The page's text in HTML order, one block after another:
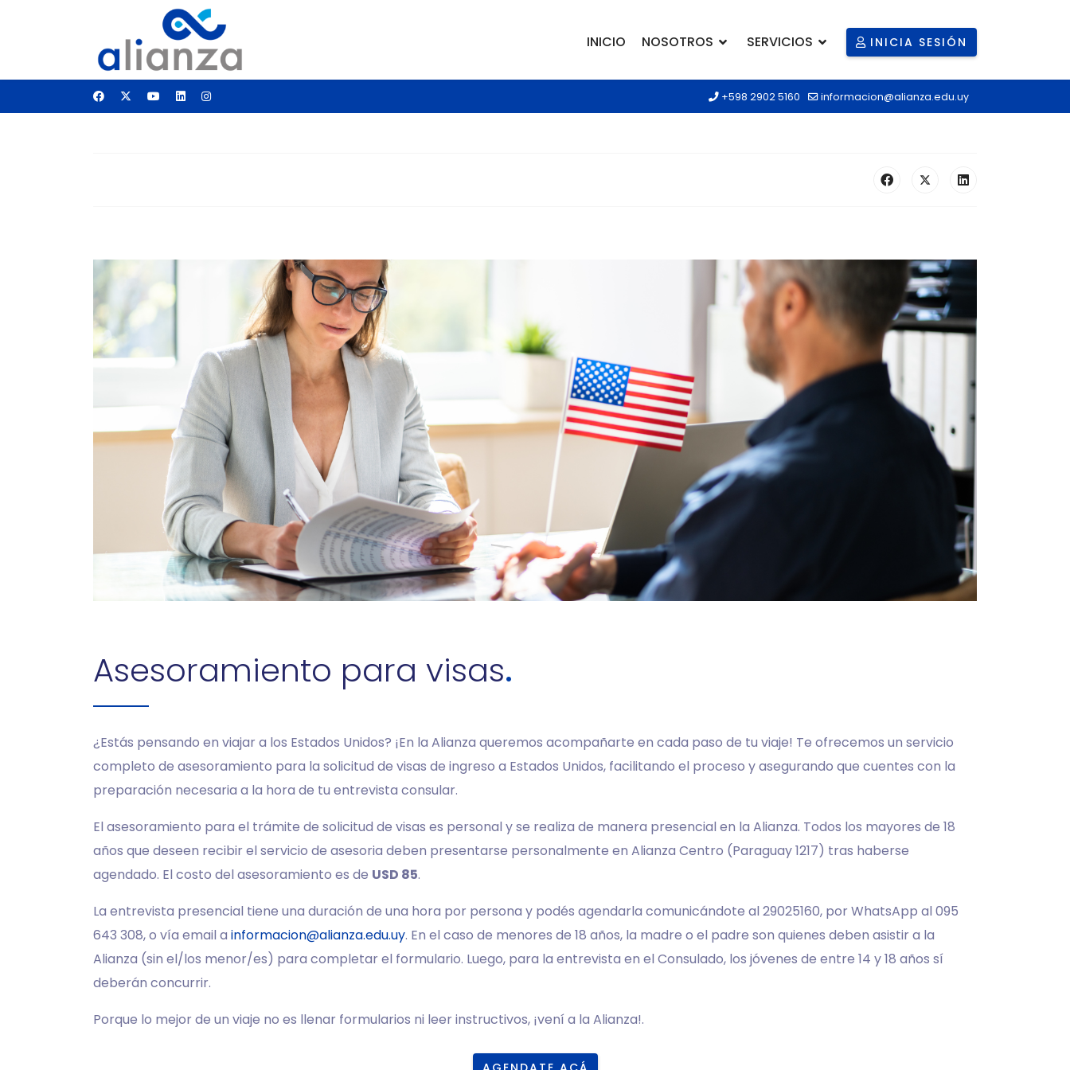
+598 2902 5160 informacion@alianza.edu.uy
INICIO NOSOTROS SERVICIOS INICIA SESIÓN
Asesoramiento para visas
¿Estás pensando en viajar a los Estados Unidos? ¡En la Alianza queremos acompañarte en cada paso de tu viaje! Te ofrecemos un servicio
completo de asesoramiento para la solicitud de visas de ingreso a Estados Unidos, facilitando el proceso y asegurando que cuentes con la
preparación necesaria a la hora de tu entrevista consular.
El asesoramiento para el trámite de solicitud de visas es personal y se realiza de manera presencial en la Alianza. Todos los mayores de 18
años que deseen recibir el servicio de asesoria deben presentarse personalmente en Alianza Centro (Paraguay 1217) tras haberse
agendado. El costo del asesoramiento es de USD 85.
La entrevista presencial tiene una duración de una hora por persona y podés agendarla comunicándote al 29025160, por WhatsApp al 095
643 308, o vía email a informacion@alianza.edu.uy. En el caso de menores de 18 años, la madre o el padre son quienes deben asistir a la
Alianza (sin el/los menor/es) para completar el formulario. Luego, para la entrevista en el Consulado, los jóvenes de entre 14 y 18 años sí
deberán concurrir.
Porque lo mejor de un viaje no es llenar formularios ni leer instructivos, ¡vení a la Alianza!.